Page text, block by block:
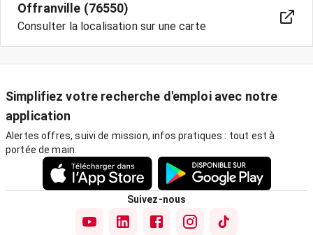
Offranville (76550)
Consulter la localisation sur une carte
Simplifiez votre recherche d'emploi avec notre
application
Alertes offres, suivi de mission, infos pratiques : tout est à
portée de main.
Suivez-nous